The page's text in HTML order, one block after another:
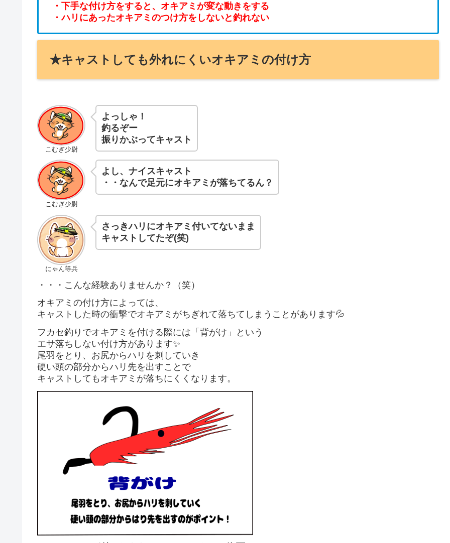
・下手な付け方をすると、オキアミが変な動きをする
・ハリにあったオキアミのつけ方をしないと釣れない
★キャストしても外れにくいオキアミの付け方
こむぎ少尉
よっしゃ！
釣るぞー
振りかぶってキャスト
こむぎ少尉
よし、ナイスキャスト
・・なんで足元にオキアミが落ちてるん？
にゃん等兵
さっきハリにオキアミ付いてないまま
キャストしてたぞ(笑)
・・・こんな経験ありませんか？（笑）
オキアミの付け方によっては、
キャストした時の衝撃でオキアミがちぎれて落ちてしまうことがあります💦
フカセ釣りでオキアミを付ける際には「背がけ」という
エサ落ちしない付け方があります✨
尾羽をとり、お尻からハリを刺していき
硬い頭の部分からハリ先を出すことで
キャストしてもオキアミが落ちにくくなります。